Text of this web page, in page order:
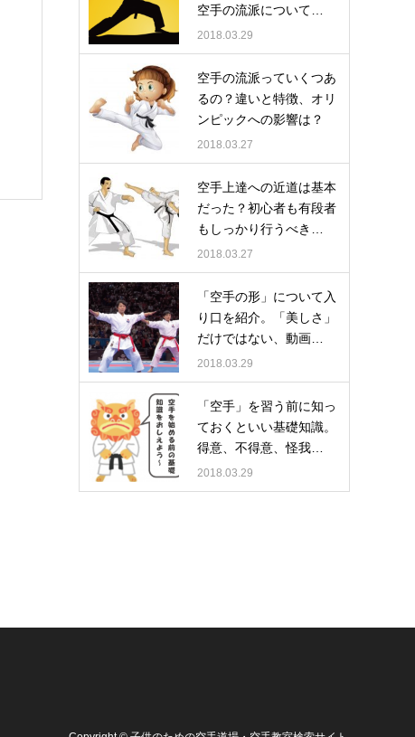
空手の流派について…
2018.03.29
空手の流派っていくつあ
るの？違いと特徴、オリ
ンピックへの影響は？
2018.03.27
空手上達への近道は基本
だった？初心者も有段者
もしっかり行うべき…
2018.03.27
「空手の形」について入
り口を紹介。「美しさ」
だけではない、動画…
2018.03.29
「空手」を習う前に知っ
ておくといい基礎知識。
得意、不得意、怪我…
2018.03.29